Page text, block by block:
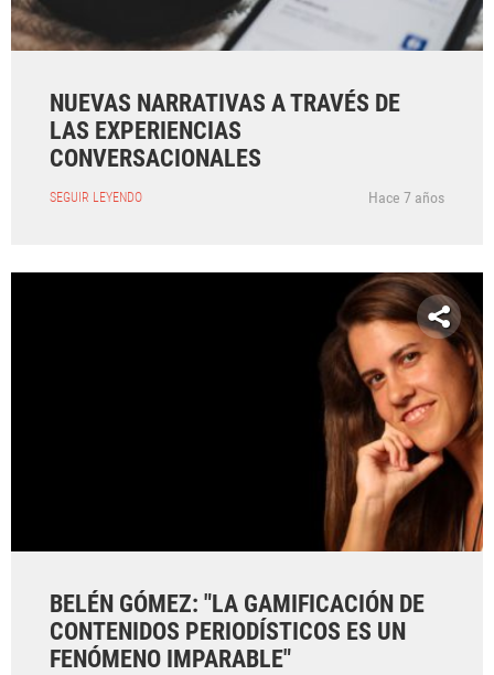
NUEVAS NARRATIVAS A TRAVÉS DE
LAS EXPERIENCIAS
CONVERSACIONALES
SEGUIR LEYENDO Hace 7 años
BELÉN GÓMEZ: "LA GAMIFICACIÓN DE
CONTENIDOS PERIODÍSTICOS ES UN
FENÓMENO IMPARABLE"